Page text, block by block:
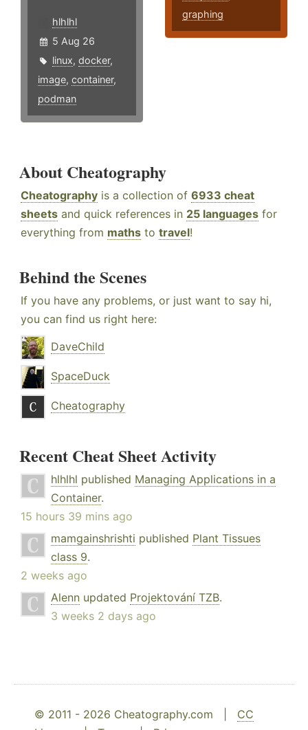
hlhlhl
5 Aug 26
linux, docker,
image, container,
podman
graphing
About Cheatography
Cheatography is a collection of 6933 cheat
sheets and quick references in 25 languages for
everything from maths to travel!
Behind the Scenes
If you have any problems, or just want to say hi,
you can find us right here:
DaveChild
SpaceDuck
Cheatography
Recent Cheat Sheet Activity
hlhlhl published Managing Applications in a
Container.
15 hours 39 mins ago
mamgainshrishti published Plant Tissues
class 9.
2 weeks ago
Alenn updated Projektování TZB.
3 weeks 2 days ago
© 2011 - 2026 Cheatography.com | CC